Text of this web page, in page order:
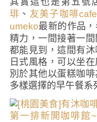
琲 、 友美子咖啡
umeko最新的作品
精力，一間接著一
都能見到，這間有
日式風格，可以坐
別於其他以蛋糕咖
多樣選擇的早午餐系